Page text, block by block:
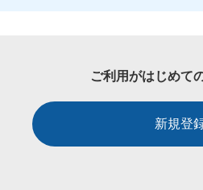
ご利用がはじめて
新規登